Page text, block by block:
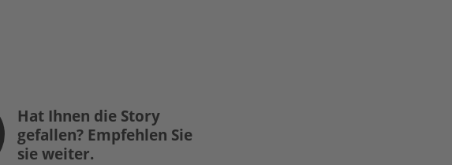
Hat Ihnen die Story
gefallen? Empfehlen Sie
sie weiter.